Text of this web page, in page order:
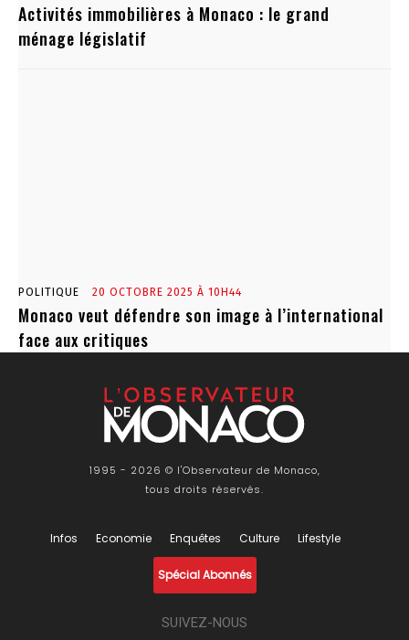
Activités immobilières à Monaco : le grand
ménage législatif
POLITIQUE 20 OCTOBRE 2025 À 10H44
Monaco veut défendre son image à l’international
face aux critiques
1995 - 2026 © l'Observateur de Monaco,
tous droits réservés.
Infos Economie Enquêtes Culture Lifestyle
Spécial Abonnés
SUIVEZ-NOUS